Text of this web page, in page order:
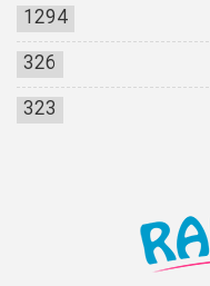
1294
326
323